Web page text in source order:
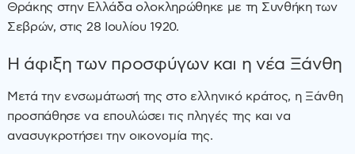
Θράκης στην Ελλάδα ολοκληρώθηκε με τη Συνθήκη των
Σεβρών, στις 28 Ιουλίου 1920.
Η άφιξη των προσφύγων και η νέα Ξάνθη
Μετά την ενσωμάτωσή της στο ελληνικό κράτος, η Ξάνθη
προσπάθησε να επουλώσει τις πληγές της και να
ανασυγκροτήσει την οικονομία της.